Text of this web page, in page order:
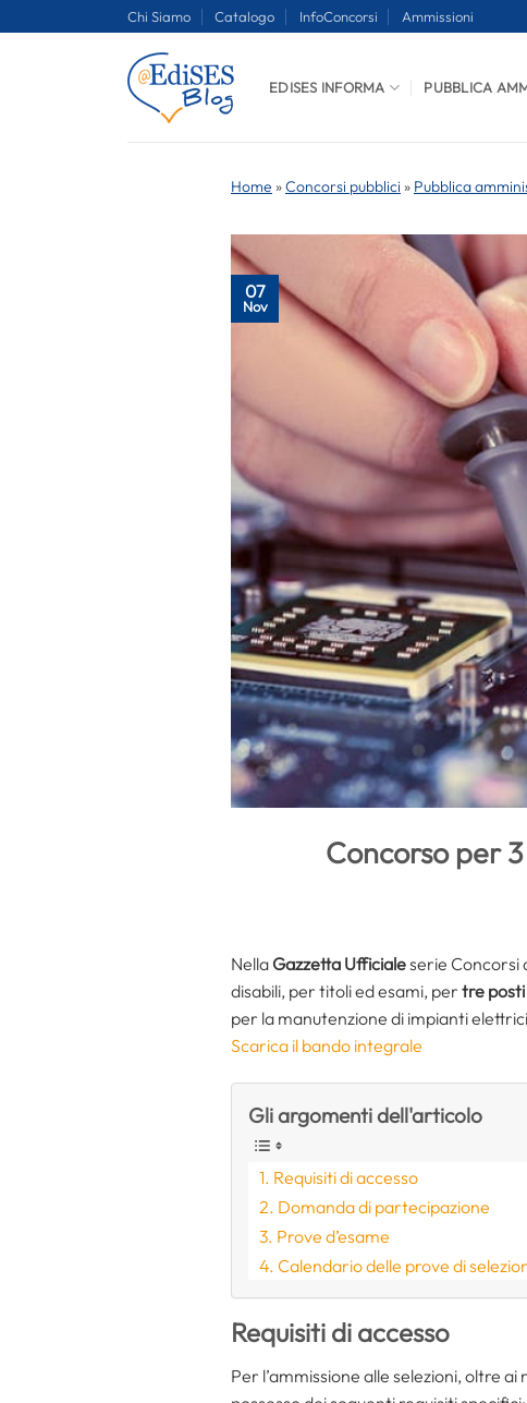
Chi Siamo Catalogo InfoConcorsi Ammissioni
EDISES INFORMA PUBBLICA
Home »Concorsi pubblici » Pubblica
07
Nov
Concorso per
Nella Gazzetta Ufficialeserie Concorsi
disabili, per titoli ed esami, per tre
per la manutenzione di impianti
Scarica il bando integrale
Gli argomenti dell'articolo
Requisiti di accesso
Domanda di partecipazione
Prove d’esame
Calendario delle prove di
Requisiti di accesso
Per l’ammissione alle selezioni, oltre